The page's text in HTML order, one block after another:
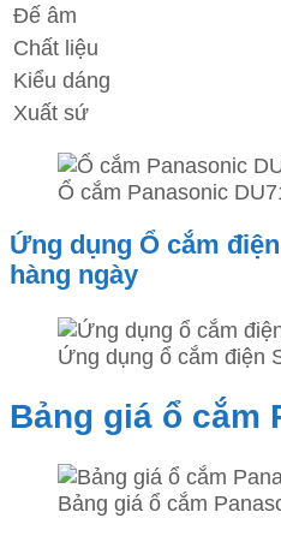
Đế âm
Chất liệu
Kiểu dáng
Xuất sứ
Ổ cắm Panasonic
Ứng dụng Ổ cắm
hàng ngày
Ứng dụng ổ cắm điện
Bảng giá ổ cắm
Bảng giá ổ cắm